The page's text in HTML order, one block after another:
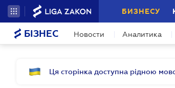
БИЗНЕСУ
БІЗНЕС Новости Аналитика
Ця сторінка доступна рідною